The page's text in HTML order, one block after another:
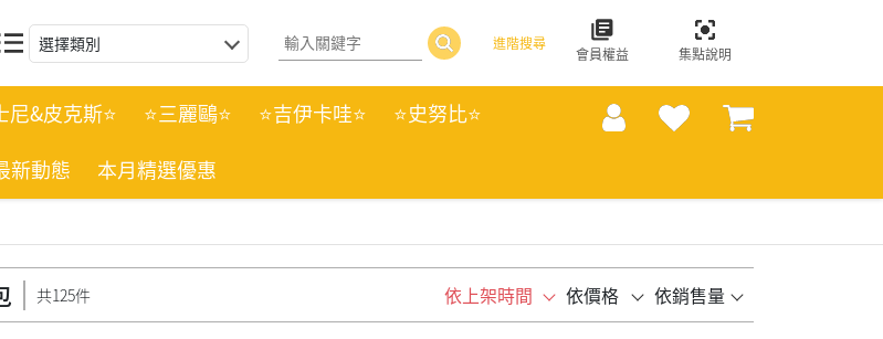
選擇類別 進階搜尋
會員權益 集點說明
尼&皮克斯⭐ ⭐三麗鷗⭐ ⭐吉伊卡哇⭐
⭐史努比⭐
新動態 本月精選優惠
共125件 依上架時間 依價格 依銷售量